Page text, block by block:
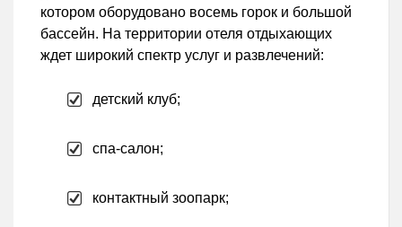
котором оборудовано восемь горок и большой
бассейн. На территории отеля отдыхающих
ждет широкий спектр услуг и развлечений:
детский клуб;
спа-салон;
контактный зоопарк;